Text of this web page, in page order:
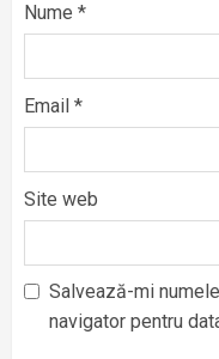
Nume *
Email *
Site web
Salvează-mi
navigator pentru